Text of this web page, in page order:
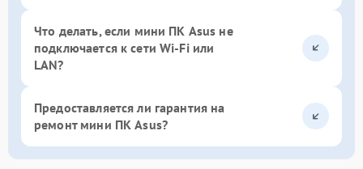
Что делать, если мини ПК Asus не
подключается к сети Wi-Fi или
LAN?
Предоставляется ли гарантия на
ремонт мини ПК Asus?